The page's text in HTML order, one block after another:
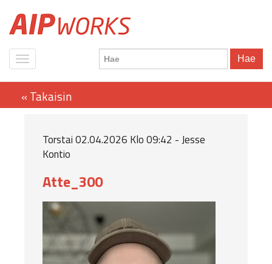
Hae
Torstai 02.04.2026 Klo 09:42 - Jesse
Kontio
Atte_300